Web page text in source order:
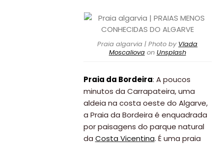
Praia algarvia | Photo by Vlada
Moscaliovaon Unsplash
Praia da Bordeira: A poucos
minutos da Carrapateira, uma
aldeia na costa oeste do Algarve,
a Praia da Bordeira é enquadrada
por paisagens do parque natural
da Costa Vicentina. É uma praia